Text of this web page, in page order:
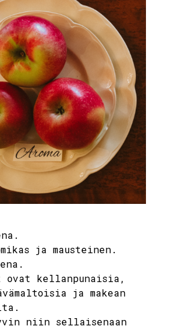
ja mausteinen.
ovat kellanpunaisia,
ja makean
niin sellaisenaan